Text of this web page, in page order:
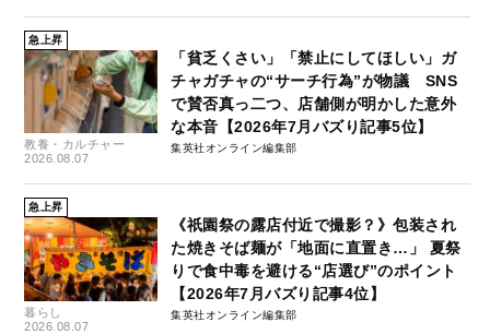
急上昇
教養・カルチャー
2026.08.07
「貧乏くさい」「禁止にしてほしい」ガ
チャガチャの“サーチ行為”が物議 SNS
で賛否真っ二つ、店舗側が明かした意外
な本音【2026年7月バズり記事5位】
集英社オンライン編集部
急上昇
暮らし
2026.08.07
《祇園祭の露店付近で撮影？》包装され
た焼きそば麺が「地面に直置き…」 夏祭
りで食中毒を避ける“店選び”のポイント
【2026年7月バズり記事4位】
集英社オンライン編集部